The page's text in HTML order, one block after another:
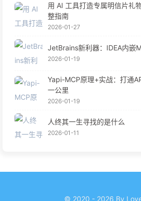
用 AI 工具打造专属明信片礼
整指南
2026-01-27
JetBrains新利器：IDEA内嵌
2026-01-19
Yapi-MCP原理+实战：打通
一公里
2026-01-19
人终其一生寻找的是什么
2026-01-11
© 2020 - 2026 By